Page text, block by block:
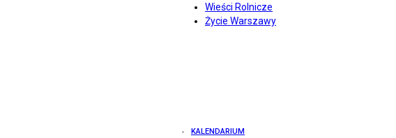
Wieści Rolnicze
Życie Warszawy
KALENDARIUM